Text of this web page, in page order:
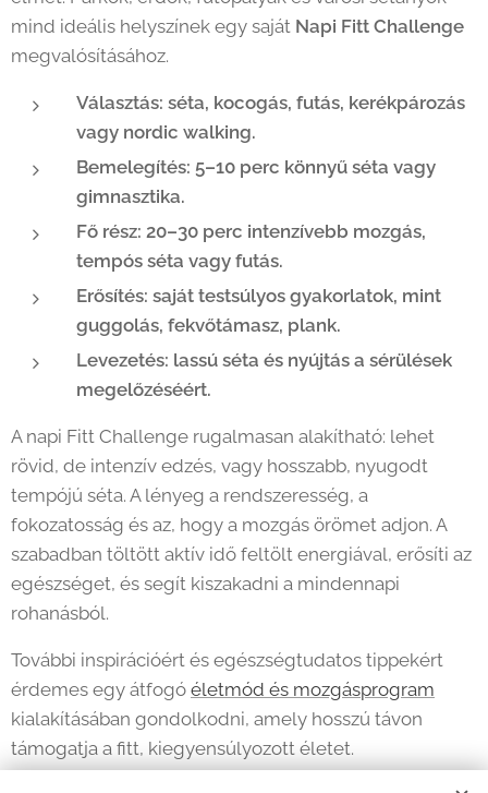
mind ideális helyszínek egy saját Napi Fitt Challenge
megvalósításához.
Választás: séta, kocogás, futás, kerékpározás
vagy nordic walking.
Bemelegítés: 5–10 perc könnyű séta vagy
gimnasztika.
Fő rész: 20–30 perc intenzívebb mozgás,
tempós séta vagy futás.
Erősítés: saját testsúlyos gyakorlatok, mint
guggolás, fekvőtámasz, plank.
Levezetés: lassú séta és nyújtás a sérülések
megelőzéséért.
A napi Fitt Challenge rugalmasan alakítható: lehet
rövid, de intenzív edzés, vagy hosszabb, nyugodt
tempójú séta. A lényeg a rendszeresség, a
fokozatosság és az, hogy a mozgás örömet adjon. A
szabadban töltött aktív idő feltölt energiával, erősíti az
egészséget, és segít kiszakadni a mindennapi
rohanásból.
További inspirációért és egészségtudatos tippekért
érdemes egy átfogó életmód és mozgásprogram
kialakításában gondolkodni, amely hosszú távon
támogatja a fitt, kiegyensúlyozott életet.